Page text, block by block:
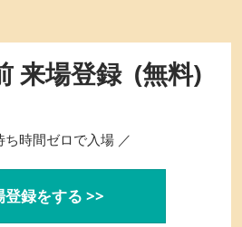
来場登録 (無料)
ち時間ゼロで入場 ／
登録をする >>